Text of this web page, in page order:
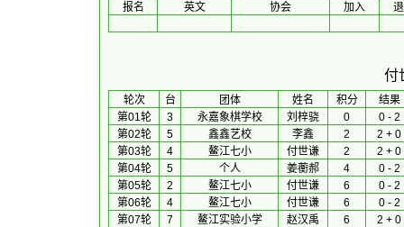
报名
英文 协会 加入
付
轮次 台 团体 姓名 积分
结果
第01轮
3 永嘉象棋学校 刘梓骁 0
0 - 2
第02轮
5 鑫鑫艺校 李鑫 2
2 + 0
第03轮
4 鳌江七小 付世谦 2
2 + 0
第04轮
5 个人 姜蘅郝 4
0 - 2
第05轮
2 鳌江七小 付世谦 6
0 - 2
第06轮
4 鳌江七小 付世谦 6
0 - 2
第07轮
7 鳌江实验小学 赵汉禹 6
2 + 0